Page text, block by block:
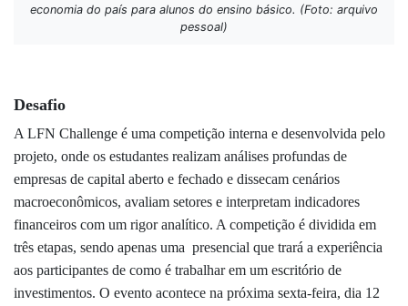
economia do país para alunos do ensino básico. (Foto: arquivo
pessoal)
Desafio
A LFN Challenge é uma competição interna e desenvolvida pelo
projeto, onde os estudantes realizam análises profundas de
empresas de capital aberto e fechado e dissecam cenários
macroeconômicos, avaliam setores e interpretam indicadores
financeiros com um rigor analítico. A competição é dividida em
três etapas, sendo apenas uma presencial que trará a experiência
aos participantes de como é trabalhar em um escritório de
investimentos. O evento acontece na próxima sexta-feira, dia 12